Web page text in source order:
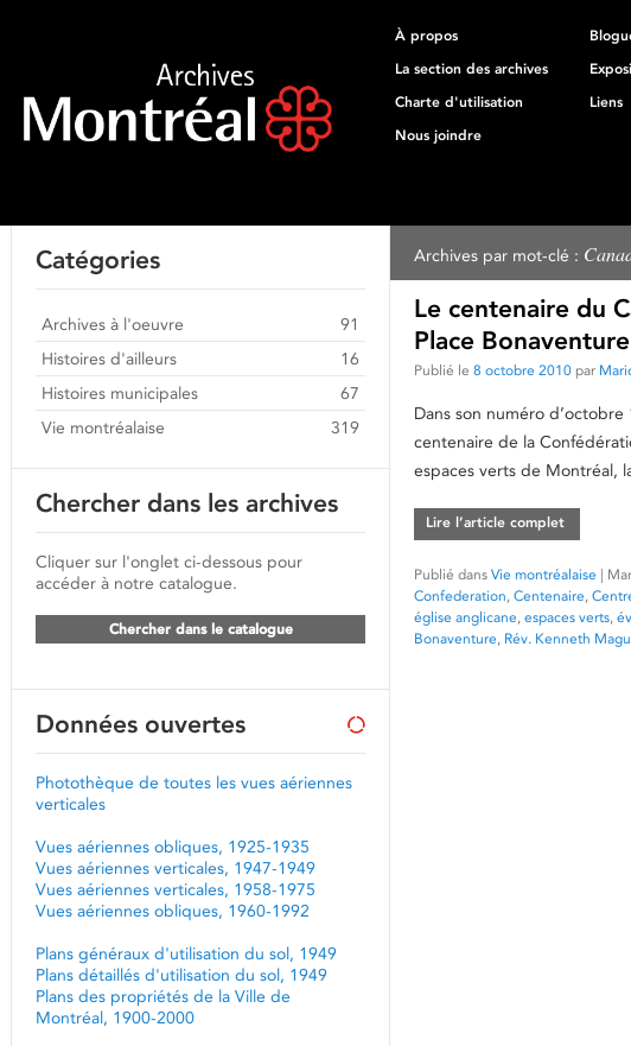
À propos
La section des archives
Charte d'utilisation
Liens
Nous joindre
Archives par mot-clé :
Le centenaire du
Place
Publié le 8 octobre 2010 par
Dans son numéro
centenaire de la
espaces verts de Montréal,
Lire l’article complet
Publié dans Vie montréalaise |
Confederation, Centenaire,
église anglicane, espaces verts,
Bonaventure, Rév. Kenneth
Catégories
Archives à l'oeuvre
91
Histoires d'ailleurs
16
Histoires municipales
67
Vie montréalaise
319
Chercher dans les archives
Cliquer sur l'onglet ci-dessous pour
accéder à notre catalogue.
Chercher dans le catalogue
Données ouvertes
Photothèque de toutes les vues aériennes
verticales
Vues aériennes obliques, 1925-1935
Vues aériennes verticales, 1947-1949
Vues aériennes verticales, 1958-1975
Vues aériennes obliques, 1960-1992
Plans généraux d'utilisation du sol, 1949
Plans détaillés d'utilisation du sol, 1949
Plans des propriétés de la Ville de
Montréal, 1900-2000